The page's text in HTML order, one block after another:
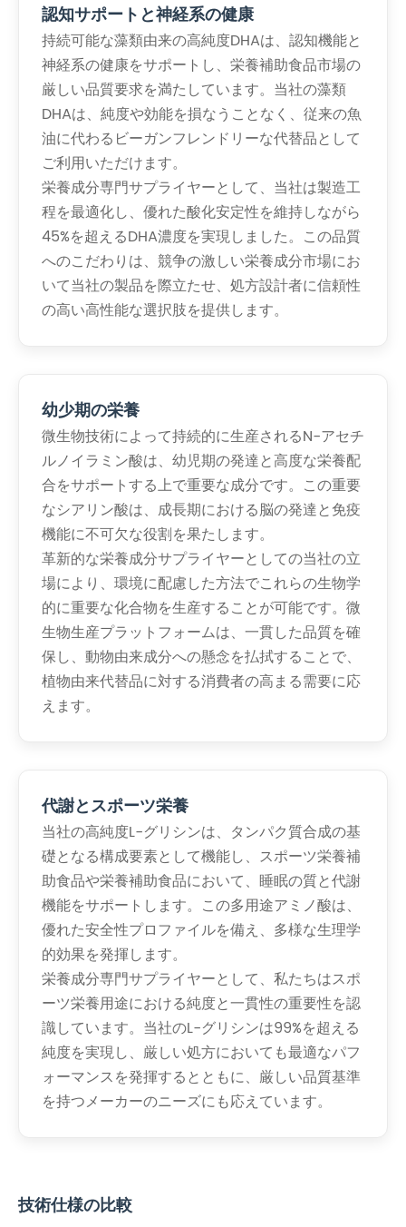
認知サポートと神経系の健康
持続可能な藻類由来の高純度DHAは、認知機能と
神経系の健康をサポートし、栄養補助食品市場の
厳しい品質要求を満たしています。当社の藻類
DHAは、純度や効能を損なうことなく、従来の魚
油に代わるビーガンフレンドリーな代替品として
ご利用いただけます。
栄養成分専門サプライヤーとして、当社は製造工
程を最適化し、優れた酸化安定性を維持しながら
45%を超えるDHA濃度を実現しました。この品質
へのこだわりは、競争の激しい栄養成分市場にお
いて当社の製品を際立たせ、処方設計者に信頼性
の高い高性能な選択肢を提供します。
幼少期の栄養
微生物技術によって持続的に生産されるN-アセチ
ルノイラミン酸は、幼児期の発達と高度な栄養配
合をサポートする上で重要な成分です。この重要
なシアリン酸は、成長期における脳の発達と免疫
機能に不可欠な役割を果たします。
革新的な栄養成分サプライヤーとしての当社の立
場により、環境に配慮した方法でこれらの生物学
的に重要な化合物を生産することが可能です。微
生物生産プラットフォームは、一貫した品質を確
保し、動物由来成分への懸念を払拭することで、
植物由来代替品に対する消費者の高まる需要に応
えます。
代謝とスポーツ栄養
当社の高純度L-グリシンは、タンパク質合成の基
礎となる構成要素として機能し、スポーツ栄養補
助食品や栄養補助食品において、睡眠の質と代謝
機能をサポートします。この多用途アミノ酸は、
優れた安全性プロファイルを備え、多様な生理学
的効果を発揮します。
栄養成分専門サプライヤーとして、私たちはスポ
ーツ栄養用途における純度と一貫性の重要性を認
識しています。当社のL-グリシンは99%を超える
純度を実現し、厳しい処方においても最適なパフ
ォーマンスを発揮するとともに、厳しい品質基準
を持つメーカーのニーズにも応えています。
技術仕様の比較